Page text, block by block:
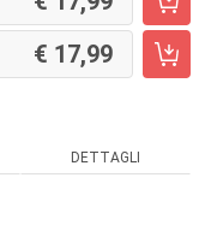
17,99
DETTAGLI